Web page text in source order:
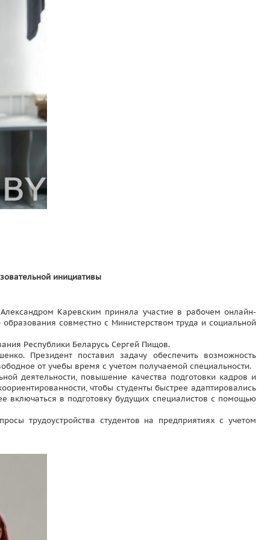
инициативы
Каревским приняла участие в рабочем онлайн-
совместно с Министерством труда и социальной
Республики Беларусь Сергей Пищов.
Президент поставил задачу обеспечить возможность
от учебы время с учетом получаемой специальности.
деятельности, повышение качества подготовки кадров и
чтобы студенты быстрее адаптировались
включаться в подготовку будущих специалистов с помощью
трудоустройства студентов на предприятиях с учетом